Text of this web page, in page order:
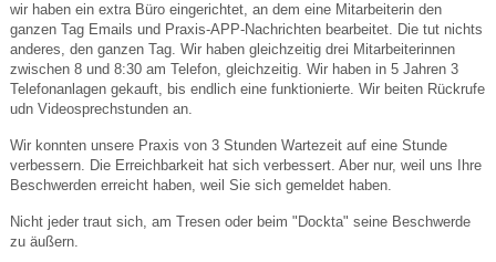
wir haben ein extra Büro eingerichtet, an dem eine Mitarbeiterin den
ganzen Tag Emails und Praxis-APP-Nachrichten bearbeitet. Die tut nichts
anderes, den ganzen Tag. Wir haben gleichzeitig drei Mitarbeiterinnen
zwischen 8 und 8:30 am Telefon, gleichzeitig. Wir haben in 5 Jahren 3
Telefonanlagen gekauft, bis endlich eine funktionierte. Wir beiten Rückrufe
udn Videosprechstunden an.
Wir konnten unsere Praxis von 3 Stunden Wartezeit auf eine Stunde
verbessern. Die Erreichbarkeit hat sich verbessert. Aber nur, weil uns Ihre
Beschwerden erreicht haben, weil Sie sich gemeldet haben.
Nicht jeder traut sich, am Tresen oder beim "Dockta" seine Beschwerde
zu äußern.